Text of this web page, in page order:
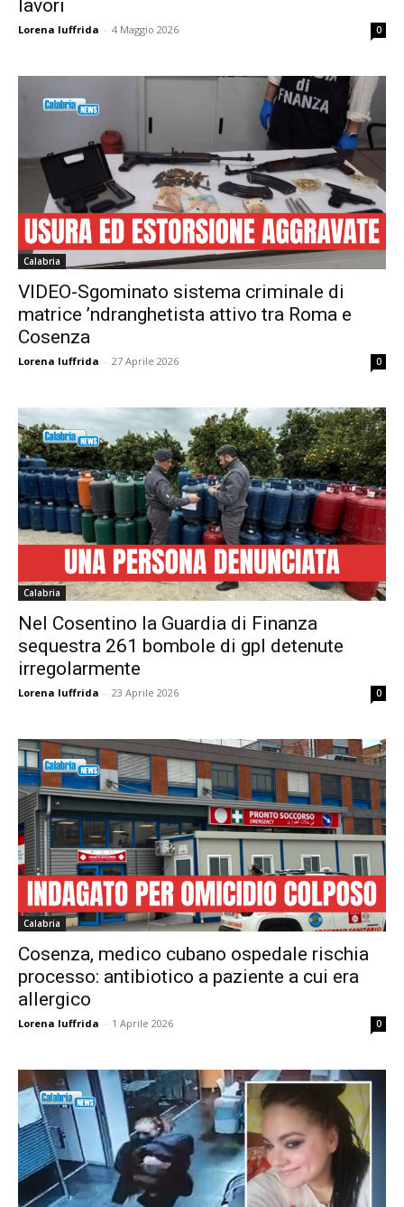
lavori
Lorena Iuffrida - 4 Maggio 2026 0
Calabria
VIDEO-Sgominato sistema criminale di
matrice ’ndranghetista attivo tra Roma e
Cosenza
Lorena Iuffrida - 27 Aprile 2026 0
Calabria
Nel Cosentino la Guardia di Finanza
sequestra 261 bombole di gpl detenute
irregolarmente
Lorena Iuffrida - 23 Aprile 2026 0
Calabria
Cosenza, medico cubano ospedale rischia
processo: antibiotico a paziente a cui era
allergico
Lorena Iuffrida - 1 Aprile 2026 0